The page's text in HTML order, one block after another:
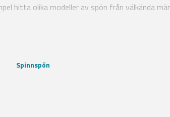
hitta olika modeller av spön från välkända
Spinnspön